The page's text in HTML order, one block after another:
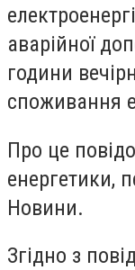
аварійної
години
споживання
Про це
енергетики,
Новини.
Згідно з